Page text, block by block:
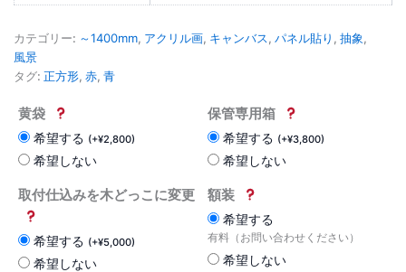
カテゴリー: ～1400mm, アクリル画, キャンバス, パネル貼り , 抽象,
風景
タグ: 正方形, 赤, 青
黄袋
希望する (+¥2,800)
希望しない
保管専用箱
希望する (+¥3,800)
希望しない
取付仕込みを木どっこに変更
希望する (+¥5,000)
希望しない
額装
希望する
有料（お問い合わせください）
希望しない